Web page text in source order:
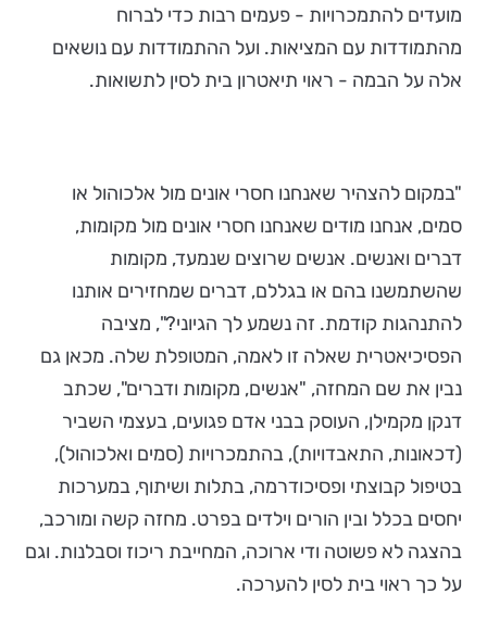
מועדים להתמכרויות - פעמים רבות כדי לברוח
מהתמודדות עם המציאות. ועל ההתמודדות עם נושאים
אלה על הבמה - ראוי תיאטרון בית לסין לתשואות.
"במקום להצהיר שאנחנו חסרי אונים מול אלכוהול או
סמים, אנחנו מודים שאנחנו חסרי אונים מול מקומות,
דברים ואנשים. אנשים שרוצים שנמעד, מקומות
שהשתמשנו בהם או בגללם, דברים שמחזירים אותנו
להתנהגות קודמת. זה נשמע לך הגיוני?", מציבה
הפסיכיאטרית שאלה זו לאמה, המטופלת שלה. מכאן גם
נבין את שם המחזה, "אנשים, מקומות ודברים", שכתב
דנקן מקמילן, העוסק בבני אדם פגועים, בעצמי השביר
(דכאונות, התאבדויות), בהתמכרויות (סמים ואלכוהול),
בטיפול קבוצתי ופסיכודרמה, בתלות ושיתוף, במערכות
יחסים בכלל ובין הורים וילדים בפרט. מחזה קשה ומורכב,
בהצגה לא פשוטה ודי ארוכה, המחייבת ריכוז וסבלנות. וגם
על כך ראוי בית לסין להערכה.